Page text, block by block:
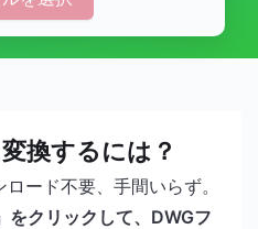
換するには？
ード不要、手間いらず。
をクリックして、DWGフ